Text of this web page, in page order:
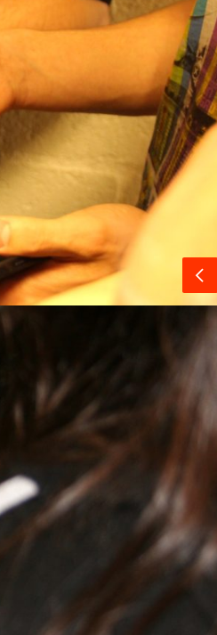
verspreid over de locatie.
te laat invullen levert verlies op.
samenwerking, communicatie
en hoogwaardig spelmateriaal